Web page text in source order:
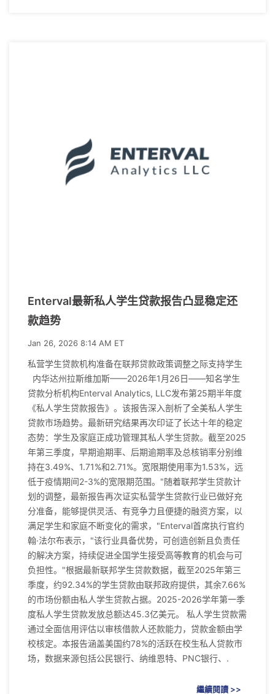
Enterval最新私人学生贷款报告凸显稳定还
款趋势
Jan 26, 2026 8:14 AM ET
私营学生贷款机构准备在联邦贷款政策调整之际支持学生
内华达州拉斯维加斯——2026年1月26日——知名学生
贷款分析机构Enterval Analytics, LLC发布第25期半年度
《私人学生贷款报告》。该报告深入剖析了全美私人学生
贷款市场趋势。最新研究结果再次印证了长达十年的稳定
态势：学生及家庭正成功管理其私人学生贷款。截至2025
年第三季度，早期逾期率、后期逾期率及总核销率分别维
持在3.49%、1.71%和2.71%。宽限期使用率为1.53%，远
低于疫情期间2-3%的宽限期范围。"随着联邦学生贷款计
划的调整，最新报告再次证实私营学生贷款行业已做好充
分准备，能够提供灵活、有竞争力且便捷的融资方案，以
满足学生和家庭不断变化的需求，"Enterval首席执行官约
翰·法尔布表示，"该行业具备优势，可创造创新且负责任
的解决方案，持续促进全国学生接受高等教育的机会与可
负担性。"根据最新联邦学生贷款数据，截至2025年第三
季度，约92.34%的学生贷款由联邦政府提供，其余7.66%
的市场份额由私人学生贷款占据。2025-2026学年第一季
度私人学生贷款发放总额达45.3亿美元。 私人学生贷款需
通过全面信用评估以审核借款人还款能力，贷款金额由学
校核定。本报告涵盖美国约78%的活跃在校生私人贷款市
场，数据来源包括公民银行、纳维恩特、PNC银行、.
繼續閱讀 >>